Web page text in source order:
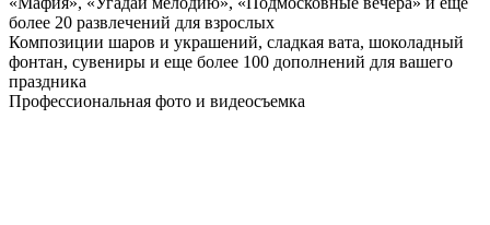
более 20 развлечений для взрослых
Композиции шаров и украшений, сладкая вата, шоколадный
фонтан, сувениры и еще более 100 дополнений для вашего
праздника
Профессиональная фото и видеосъемка